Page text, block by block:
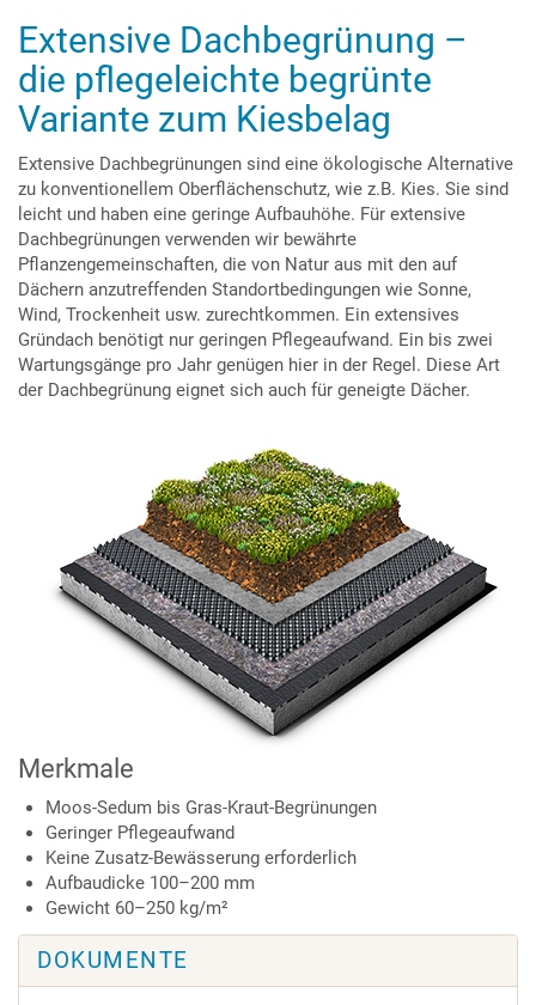
Extensive Dachbegrünung –
die pflegeleichte begrünte
Variante zum Kiesbelag
Extensive Dachbegrünungen sind eine ökologische Alternative
zu konventionellem Oberflächenschutz, wie z.B. Kies. Sie sind
leicht und haben eine geringe Aufbauhöhe. Für extensive
Dachbegrünungen verwenden wir bewährte
Pflanzengemeinschaften, die von Natur aus mit den auf
Dächern anzutreffenden Standortbedingungen wie Sonne,
Wind, Trockenheit usw. zurechtkommen. Ein extensives
Gründach benötigt nur geringen Pflegeaufwand. Ein bis zwei
Wartungsgänge pro Jahr genügen hier in der Regel. Diese Art
der Dachbegrünung eignet sich auch für geneigte Dächer.
Merkmale
Moos-Sedum bis Gras-Kraut-Begrünungen
Geringer Pflegeaufwand
Keine Zusatz-Bewässerung erforderlich
Aufbaudicke 100–200 mm
Gewicht 60–250 kg/m²
DOKUMENTE